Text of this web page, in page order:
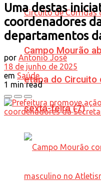
Campo Mourão
etapa do Circuito
sexta-feira (7)
Uma destas
coordenadores
departamentos
por Antonio José
18 de junho de 2025
em Saúde
1 min read